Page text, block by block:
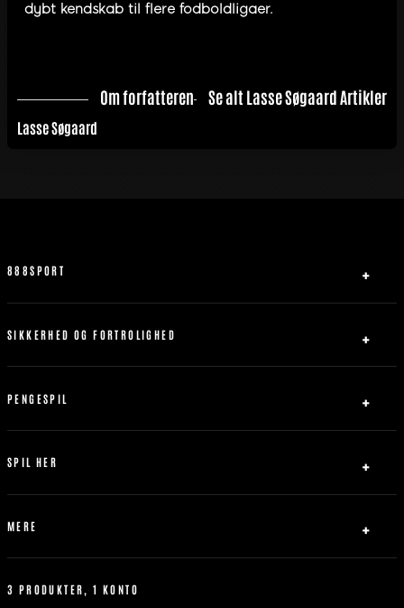
dybt kendskab til flere fodboldligaer.
Om forfatteren Se alt Lasse Søgaard Artikler
Lasse Søgaard
888SPORT
Om Os
Partner
SIKKERHED OG FORTROLIGHED
Privatlivspolitik
Ansvarligt Spil
Bonus Politik
PENGESPIL
Indbetaling
Udbetaling
SPIL HER
Fodbold
Tennis
MERE
Livespil
Betting Historik
3 PRODUKTER, 1 KONTO